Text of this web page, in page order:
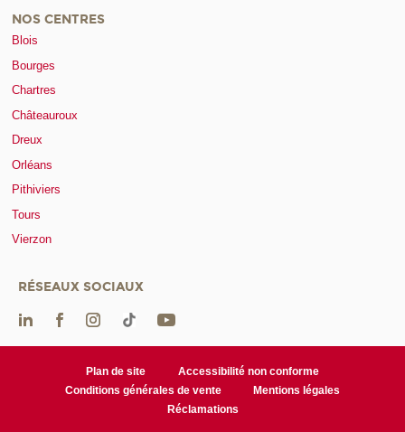
NOS CENTRES
Blois
Bourges
Chartres
Châteauroux
Dreux
Orléans
Pithiviers
Tours
Vierzon
RÉSEAUX SOCIAUX
Plan de site
Accessibilité non conforme
Conditions générales de vente
Mentions légales
Réclamations